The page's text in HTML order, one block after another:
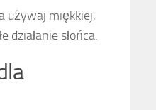
używaj miękkiej,
słońca.